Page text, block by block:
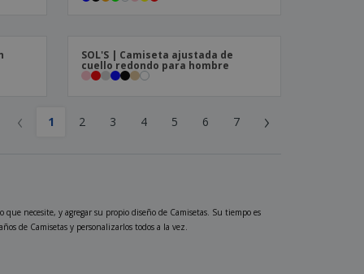
SOL'S | Camiseta ajustada de
cuello redondo para hombre
‹ 1 2 3 4 5 6 7 ›
necesite, y agregar su propio diseño de Camisetas. Su tiempo es
de Camisetas y personalizarlos todos a la vez.